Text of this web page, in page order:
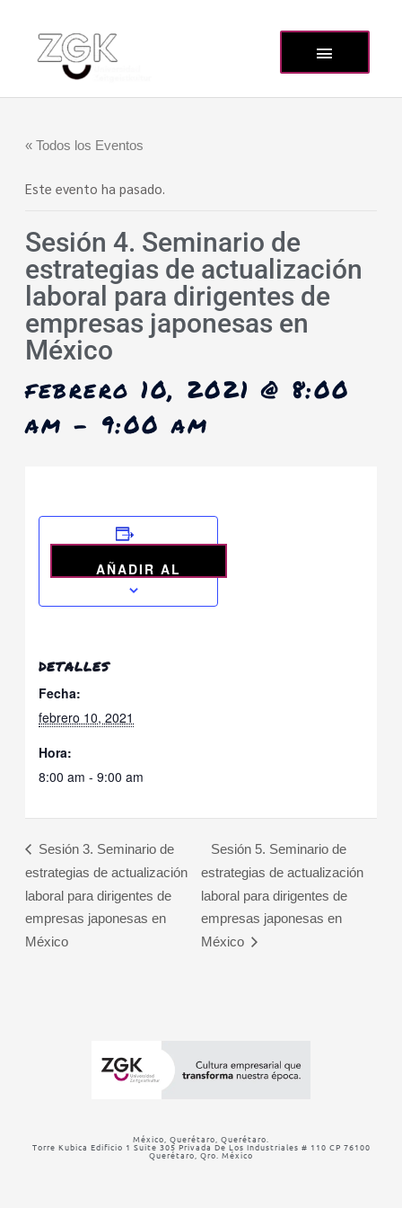
« Todos los Eventos
Este evento ha pasado.
Sesión 4. Seminario de
estrategias de actualización
laboral para dirigentes de
empresas japonesas en
México
febrero 10, 2021 @ 8:00
am - 9:00 am
AÑADIR AL
CALENDARIO
DETALLES
Fecha:
febrero 10, 2021
Hora:
8:00 am - 9:00 am
Sesión 3. Seminario de
estrategias de actualización
laboral para dirigentes de
empresas japonesas en
México
Sesión 5. Seminario de
estrategias de actualización
laboral para dirigentes de
empresas japonesas en
México
México, Querétaro, Querétaro.
Torre Kubica Edificio 1 Suite 305 Privada De Los Industriales # 110 CP 76100
Querétaro, Qro. México